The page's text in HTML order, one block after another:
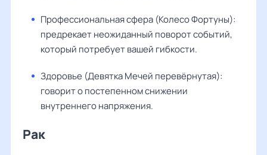
Профессиональная сфера (Колесо Фортуны):
предрекает неожиданный поворот событий,
который потребует вашей гибкости.
Здоровье (Девятка Мечей перевёрнутая):
говорит о постепенном снижении
внутреннего напряжения.
Рак